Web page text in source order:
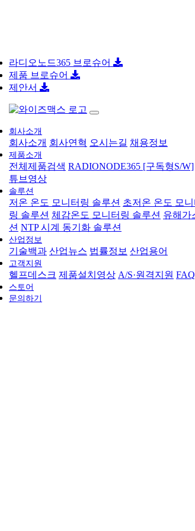
라디오노드365 브로슈어
제품 브로슈어
제안서
회사소개
회사소개 회사연혁 오시는길 채용정보
제품소개
전체제품검색 RADIONODE365 [구독형S/W]
튜브영상
솔루션
저온 온도 모니터링 솔루션 초저온 온도 모
링 솔루션 체감온도 모니터링 솔루션 유해가
션 NTP 시계 동기화 솔루션
산업정보
기술백과 산업뉴스 법률정보 산업용어
고객지원
헬프데스크 제품설치영상 A/S·원격지원 FAQ
스토어
문의하기